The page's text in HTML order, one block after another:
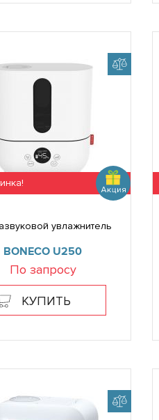
увлажнитель
BONECO U250
По запросу
КУПИТЬ